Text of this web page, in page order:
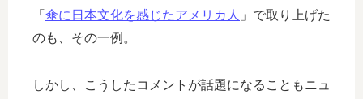
「 傘に日本文化を感じたアメリカ人 」で取り上げた
のも、その一例。
しかし、こうしたコメントが話題になることもニュ